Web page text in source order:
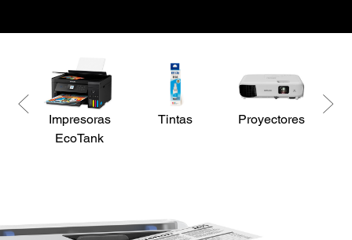
Impresoras
EcoTank
Tintas Proyectores